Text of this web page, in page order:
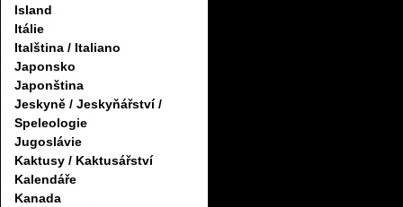
Island
Itálie
Italština / Italiano
Japonsko
Japonština
Jeskyně / Jeskyňářství /
Speleologie
Jugoslávie
Kaktusy / Kaktusářství
Kalendáře
Kanada